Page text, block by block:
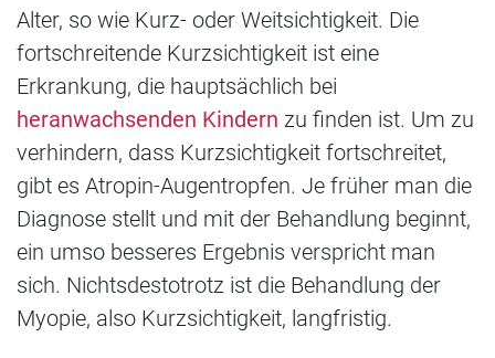
Alter, so wie Kurz- oder Weitsichtigkeit. Die
fortschreitende Kurzsichtigkeit ist eine
Erkrankung, die hauptsächlich bei
heranwachsenden Kindern zu finden ist. Um zu
verhindern, dass Kurzsichtigkeit fortschreitet,
gibt es Atropin-Augentropfen. Je früher man die
Diagnose stellt und mit der Behandlung beginnt,
ein umso besseres Ergebnis verspricht man
sich. Nichtsdestotrotz ist die Behandlung der
Myopie, also Kurzsichtigkeit, langfristig.